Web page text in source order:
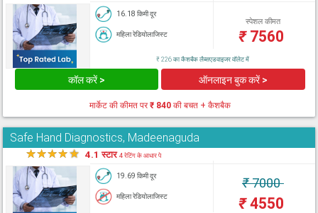
16.18 किमी दूर
महिला रेडियोलाजिस्ट
स्पेशल कीमत
₹7560
₹ 226 का कैशबैक लैब्सएडवाइजर वॉलेट में
कॉल करें > ऑनलाइन बुक करें >
मार्केट की कीमत पर₹ 840की बचत + कैशबैक
Safe Hand Diagnostics, Madeenaguda
★★★★★ 4.1 स्टार4 रेटिंग के आधार पे
19.69 किमी दूर
महिला रेडियोलाजिस्ट
₹7000
₹4550